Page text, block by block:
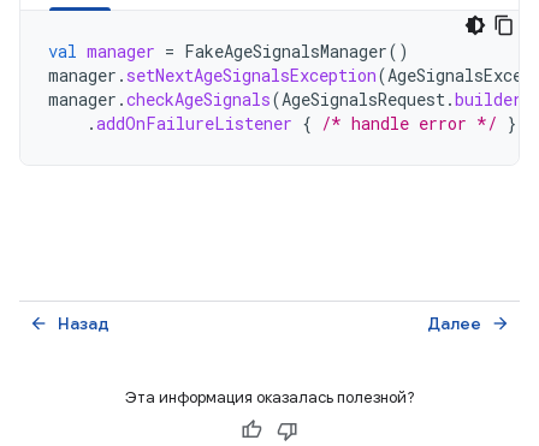
val manager = FakeAgeSignalsManager()
manager . setNextAgeSignalsException(
manager .checkAgeSignals(AgeSignalsRequest.builder
.addOnFailureListener { /* handle error */ }
Назад
arrow_back Далее arrow_forward
Эта информация оказалась полезной?